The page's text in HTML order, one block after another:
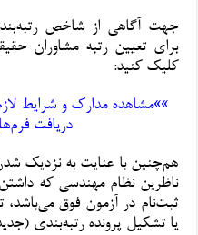
جهت آگاهی از شاخص
برای تعیین رتبه مشاوران
کلیک کنید:
»»مشاهده مدارک و شرایط
دریافت
هم‌چنین با عنایت به نزدیک
ناظرین نظام مهندسی که
ثبت‌نام در آزمون فوق
یا تشکیل پرونده رتبه‌بندی